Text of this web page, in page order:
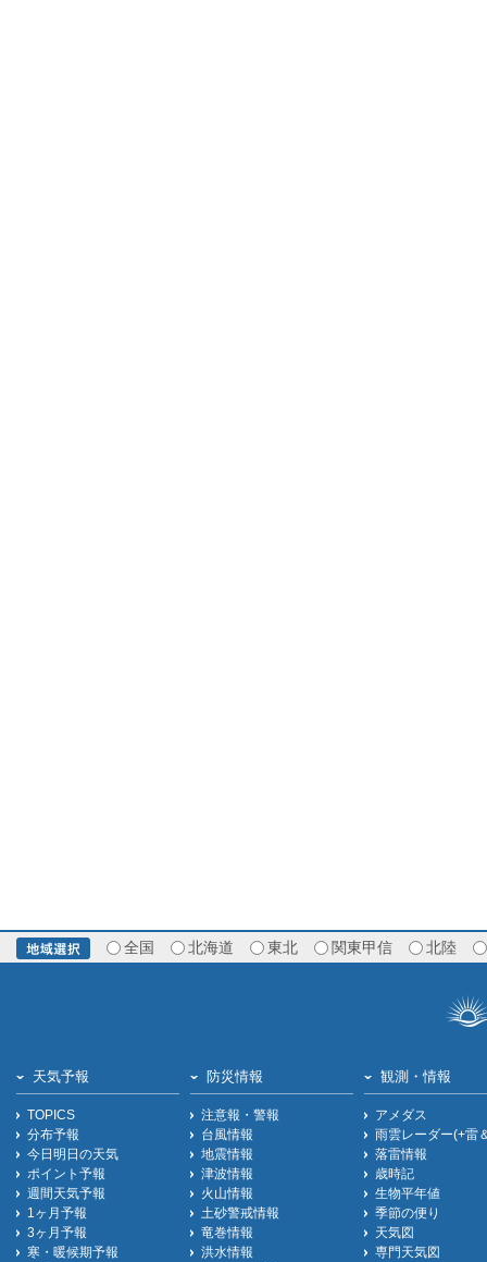
全国 北海道 東北 関東甲信 北陸
天気予報
TOPICS
分布予報
今日明日の天気
ポイント予報
週間天気予報
1ヶ月予報
3ヶ月予報
寒・暖候期予報
防災情報
注意報・警報
台風情報
地震情報
津波情報
火山情報
土砂警戒情報
竜巻情報
洪水情報
観測・情報
アメダス
雨雲レーダー(+雷
落雷情報
歳時記
生物平年値
季節の便り
天気図
専門天気図